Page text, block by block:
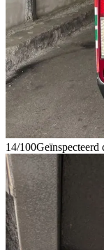
14/100Geïnspecteerd